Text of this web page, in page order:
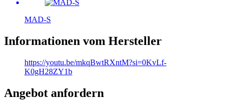
MAD-S
Informationen vom Hersteller
https://youtu.be/mkqBwtRXntM?si=0KvLf-
K0gH28ZY1b
Angebot anfordern